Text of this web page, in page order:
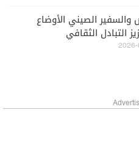
الصيني الأوضاع
التبادل الثقافي